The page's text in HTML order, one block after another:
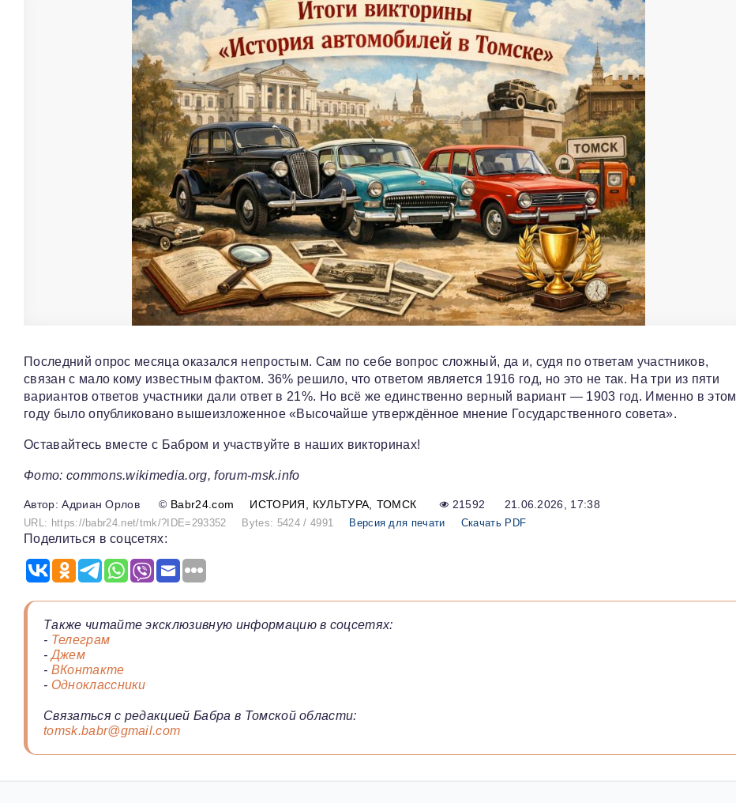
Последний опрос месяца оказался непростым. Сам по себе вопрос сложный, да и, судя по ответам участников,
связан с мало кому известным фактом. 36% решило, что ответом является 1916 год, но это не так. На три из пяти
вариантов ответов участники дали ответ в 21%. Но всё же единственно верный вариант — 1903 год. Именно в этом
году было опубликовано вышеизложенное «Высочайше утверждённое мнение Государственного совета».
Оставайтесь вместе с Бабром и участвуйте в наших викторинах!
Фото: commons.wikimedia.org, forum-msk.info
Адриан Орлов © Babr24.com ИСТОРИЯ КУЛЬТУРА ТОМСК 21592 21.06.2026, 17:38
URL: https://babr24.net/tmk/?IDE=293352 Bytes: 5424 / 4991 Версия для печати Скачать PDF
Поделиться в соцсетях:
Также читайте эксклюзивную информацию в соцсетях:
- Телеграм
-Джем
- ВКонтакте
- Одноклассники
Связаться с редакцией Бабра в Томской области:
tomsk.babr@gmail.com